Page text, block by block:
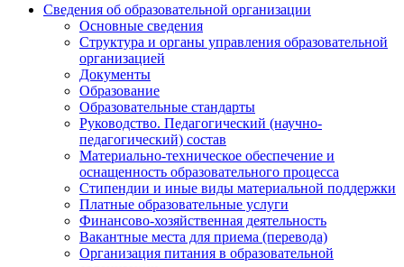
Сведения об образовательной организации
Основные сведения
Структура и органы управления образовательной
организацией
Документы
Образование
Образовательные стандарты
Руководство. Педагогический (научно-
педагогический) состав
Материально-техническое обеспечение и
оснащенность образовательного процесса
Стипендии и иные виды материальной поддержки
Платные образовательные услуги
Финансово-хозяйственная деятельность
Вакантные места для приема (перевода)
Организация питания в образовательной